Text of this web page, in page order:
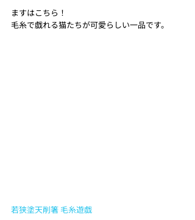
ますはこちら！
毛糸で戯れる猫たちが可愛らしい一品です。
若狭塗天削箸 毛糸遊戯